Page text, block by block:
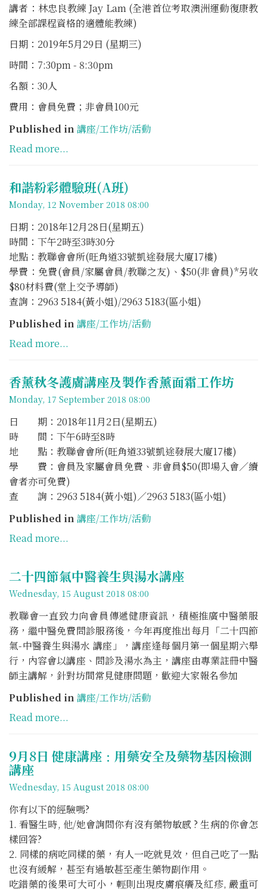
講者：林忠良教練 Jay Lam (全港首位考取澳洲運動復康教
練全部課程資格的適體能教練)
日期：2019年5月29日 (星期三)
時間：7:30pm - 8:30pm
名額：30人
費用：會員免費；非會員100元
Published in 講座/工作坊/活動
Read more...
和諧粉彩體驗班(A班)
Monday, 12 November 2018 08:00
日期：2018年12月28日(星期五)
時間：下午2時至3時30分
地點：教聯會會所(旺角道33號凱途發展大廈17樓)
學費：免費(會員/家屬會員/教聯之友)、$50(非會員)*另收
$80材料費(堂上交予導師)
查詢：2963 5184(黃小姐)/2963 5183(區小姐)
Published in 講座/工作坊/活動
Read more...
香薰秋冬護膚講座及製作香薰面霜工作坊
Monday, 17 September 2018 08:00
日 期：2018年11月2日(星期五)
時 間：下午6時至8時
地 點：教聯會會所(旺角道33號凱途發展大廈17樓)
學 費：會員及家屬會員免費、非會員$50(即場入會／續
會者亦可免費)
查 詢：2963 5184(黃小姐)／2963 5183(區小姐)
Published in 講座/工作坊/活動
Read more...
二十四節氣中醫養生與湯水講座
Wednesday, 15 August 2018 08:00
教聯會一直致力向會員傳遞健康資訊，積極推廣中醫藥服
務，繼中醫免費問診服務後，今年再度推出每月「二十四節
氣-中醫養生與湯水 講座」，講座逢每個月第一個星期六舉
行，內容會以講座、問診及湯水為主，講座由專業註冊中醫
師主講解，針對坊間常見健康問題，歡迎大家報名參加
Published in 講座/工作坊/活動
Read more...
9月8日 健康講座﹕用藥安全及藥物基因檢測
講座
Wednesday, 15 August 2018 08:00
你有以下的經驗嗎?
1. 看醫生時, 他/她會詢問你有沒有藥物敏感 ? 生病的你會怎
樣回答?
2. 同樣的病吃同樣的藥，有人一吃就見效，但自己吃了一點
也沒有緩解，甚至有過敏甚至產生藥物副作用。
吃錯藥的後果可大可小，輕則出現皮膚痕癢及紅疹, 嚴重可